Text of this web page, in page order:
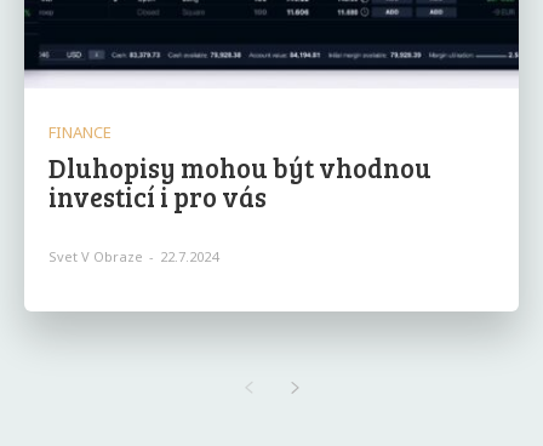
FINANCE
Dluhopisy mohou být vhodnou
investicí i pro vás
Svet V Obraze - 22.7.2024